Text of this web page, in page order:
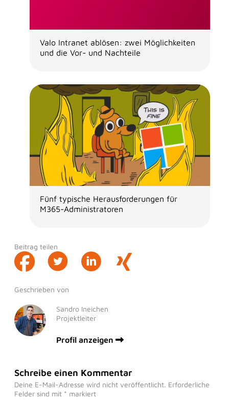
Valo Intranet ablösen: zwei Möglichkeiten
und die Vor- und Nachteile
Fünf typische Herausforderungen für
M365-Administratoren
Beitrag teilen
Geschrieben von
Sandro Ineichen
Projektleiter
Profil anzeigen
Schreibe einen Kommentar
Deine E-Mail-Adresse wird nicht veröffentlicht. Erforderliche
Felder sind mit * markiert